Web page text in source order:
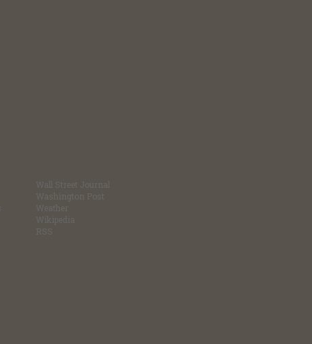
Wall Street Journal
Washington Post
Weather
Wikipedia
RSS